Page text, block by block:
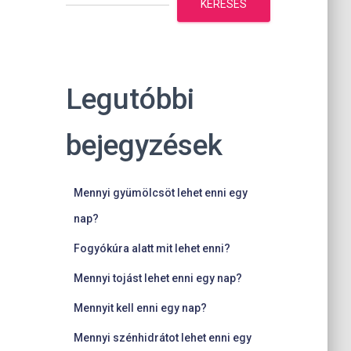
KERESÉS
Legutóbbi
bejegyzések
Mennyi gyümölcsöt lehet enni egy
nap?
Fogyókúra alatt mit lehet enni?
Mennyi tojást lehet enni egy nap?
Mennyit kell enni egy nap?
Mennyi szénhidrátot lehet enni egy